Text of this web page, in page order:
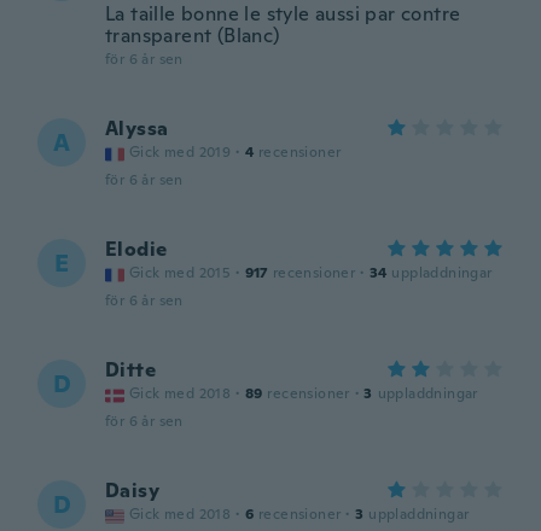
La taille bonne le style aussi par contre
transparent (Blanc)
för 6 år sen
A Alyssa
Gick med 2019 · 4 recensioner
för 6 år sen
E Elodie
Gick med 2015 · 917 recensioner · 34 uppladdningar
för 6 år sen
D Ditte
Gick med 2018 · 89 recensioner · 3 uppladdningar
för 6 år sen
D Daisy
Gick med 2018 · 6 recensioner · 3 uppladdningar